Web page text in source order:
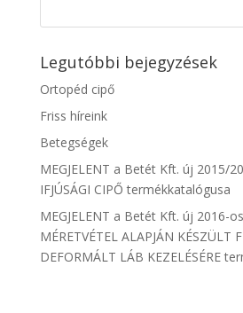
Legutóbbi bejegyzések
Ortopéd cipő
Friss híreink
Betegségek
MEGJELENT a Betét Kft. új 2015/
IFJÚSÁGI CIPŐ termékkatalógusa
MEGJELENT a Betét Kft. új 2016-
MÉRETVÉTEL ALAPJÁN KÉSZÜLT
DEFORMÁLT LÁB KEZELÉSÉRE